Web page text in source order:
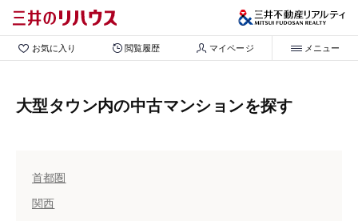
お気に入り 閲覧履歴 マイページ メニュー
大型タウン内の中古マンションを探す
首都圏
関西